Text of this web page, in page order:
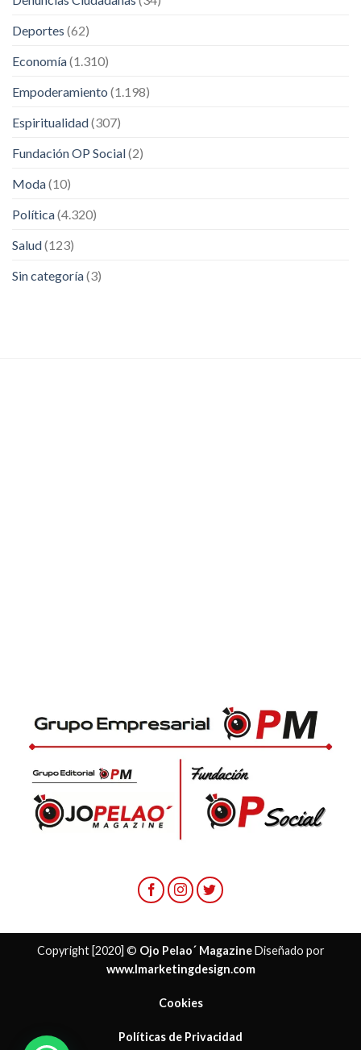
Deportes (62)
Economía(1.310)
Empoderamiento (1.198)
Espiritualidad(307)
Fundación OP Social(2)
Moda(10)
Política(4.320)
Salud(123)
Sin categoría(3)
Copyright [2020] © Ojo Pelao´ MagazineDiseñado por
www.lmarketingdesign.com
Cookies
Políticas de Privacidad